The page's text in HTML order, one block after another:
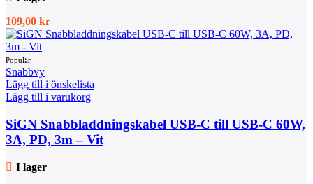
109,00 kr
Snabbvy
Lägg till i önskelista
Lägg till i varukorg
SiGN Snabbladdningskabel USB-C till USB-C 60W,
3A, PD, 3m – Vit
I lager